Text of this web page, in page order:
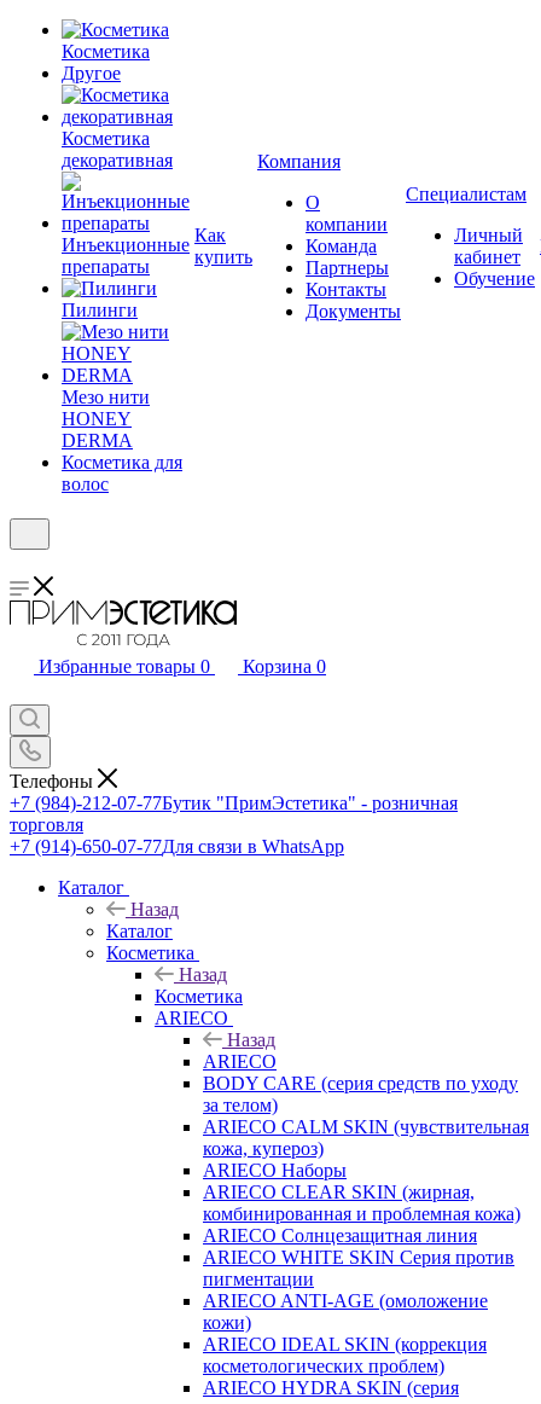
Косметика
Другое
Косметика
декоративная
Инъекционные
препараты
Пилинги
Мезо нити
HONEY
DERMA
Косметика для
волос
Как
купить
Компания
О
компании
Команда
Партнеры
Контакты
Документы
Специалистам
Личный
кабинет
Обучение
Избранные товары 0 Корзина 0
Телефоны
+7 (984)-212-07-77Бутик "ПримЭстетика" - розничная
торговля
+7 (914)-650-07-77Для связи в WhatsApp
Каталог
Назад
Каталог
Косметика
Назад
Косметика
ARIECO
Назад
ARIECO
BODY CARE (серия средств по уходу
за телом)
ARIECO CALM SKIN (чувствительная
кожа, купероз)
ARIECO Наборы
ARIECO CLEAR SKIN (жирная,
комбинированная и проблемная кожа)
ARIECO Солнцезащитная линия
ARIECO WHITE SKIN Серия против
пигментации
ARIECO ANTI-AGE (омоложение
кожи)
ARIECO IDEAL SKIN (коррекция
косметологических проблем)
ARIECO HYDRA SKIN (серия